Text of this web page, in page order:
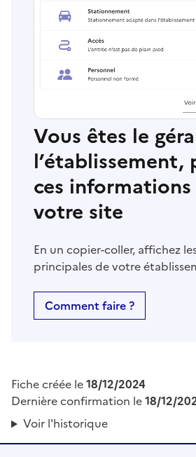
Vous êtes le
l’établissement,
ces informations
votre site
En un copier-coller, affichez
principales de votre
Comment faire ?
Fiche créée le18/12/2024
Dernière confirmation le18/12/
Voir l'historique